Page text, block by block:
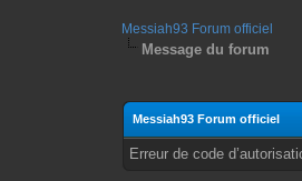
Messiah93 Forum officiel
Message du forum
Messiah93 Forum officiel
Erreur de code